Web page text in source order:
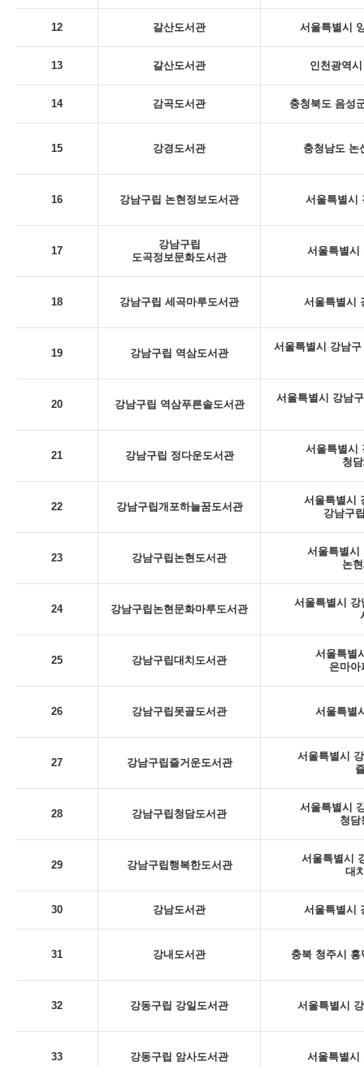
12 갈산도서관 서울특별시
13 갈산도서관 인천광역
14 감곡도서관 충청북도 음성
15 강경도서관 충청남도 논
16 강남구립 논현정보도서관 서울특별시
17
강남구립
도곡정보문화도서관
서울특별시
18 강남구립 세곡마루도서관 서울특별시
19 강남구립 역삼도서관
서울특별시 강남
20 강남구립 역삼푸른솔도서관
서울특별시 강남
21 강남구립 정다운도서관
서울특별시
청
22 강남구립개포하늘꿈도서관
서울특별시
강남구
23 강남구립논현도서관
서울특별시
논
24 강남구립논현문화마루도서관
서울특별시 강
25 강남구립대치도서관
서울특별
은마아
26 강남구립못골도서관 서울특별
27 강남구립즐거운도서관
서울특별시
28 강남구립청담도서관
서울특별시
청담
29 강남구립행복한도서관
서울특별시
대
30 강남도서관 서울특별시
31 강내도서관 충북 청주시
32 강동구립 강일도서관 서울특별시
33 강동구립 암사도서관 서울특별시